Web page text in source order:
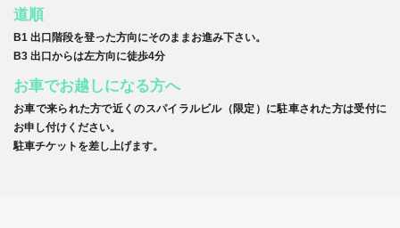
道順
B1 出口階段を登った方向にそのままお進み下さい。
B3 出口からは左方向に徒歩4分
お車でお越しになる方へ
お車で来られた方で近くのスパイラルビル（限定）に駐車された方は受付に
お申し付けください。
駐車チケットを差し上げます。